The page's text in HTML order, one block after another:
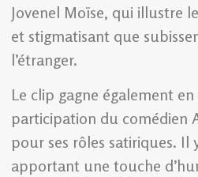
Jovenel Moïse, qui illustre
et stigmatisant que
l’étranger.
Le clip gagne également
participation du comédien
pour ses rôles satiriques. Il
apportant une touche